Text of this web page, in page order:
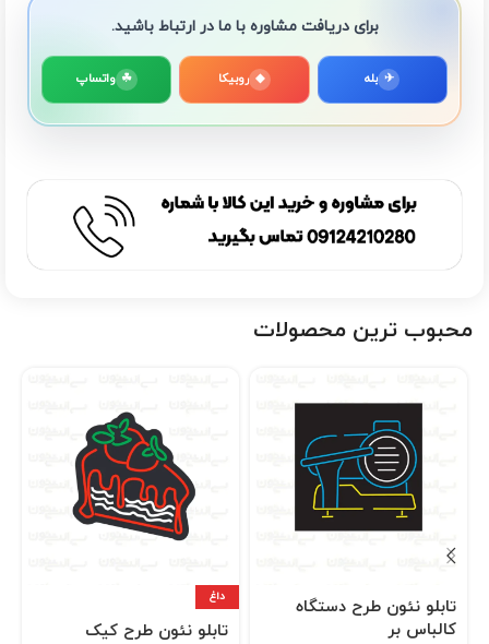
برای دریافت مشاوره با ما در ارتباط باشید.
✈ بله ◆ روبیکا ☘ واتساپ
محبوب ترین محصولات
تابلو نئون طرح دستگاه
کالباس بر
داغ
تابلو نئون طرح کیک